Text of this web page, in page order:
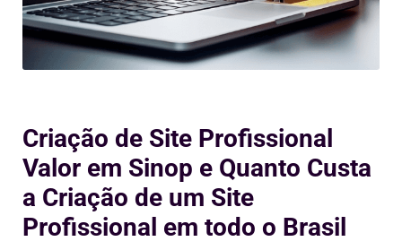
Criação de Site Profissional
Valor em Sinop e Quanto Custa
a Criação de um Site
Profissional em todo o Brasil